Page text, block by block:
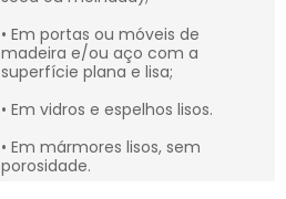
• Em portas ou móveis de
madeira e/ou aço com a
superfície plana e lisa;
• Em vidros e espelhos lisos.
• Em mármores lisos, sem
porosidade.